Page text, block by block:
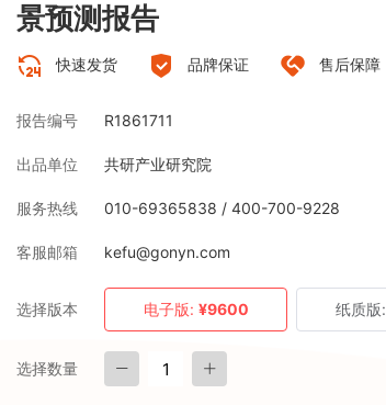
景预测报告
快速发货 品牌保证 售后保障
报告编号 R1861711
出品单位 共研产业研究院
服务热线 010-69365838 / 400-700-9228
客服邮箱 kefu@gonyn.com
选择版本 电子版: ¥9600 纸质版:
选择数量